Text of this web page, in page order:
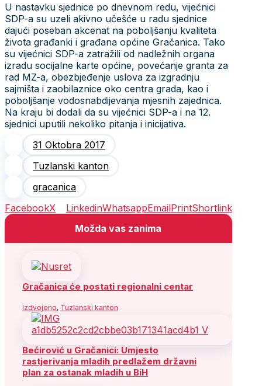
U nastavku sjednice po dnevnom redu, vijećnici
SDP-a su uzeli akivno učešće u radu sjednice
dajući poseban akcenat na poboljšanju kvaliteta
života građanki i građana općine Gračanica. Tako
su vijećnici SDP-a zatražili od nadležnih organa
izradu socijalne karte općine, povećanje granta za
rad MZ-a, obezbjeđenje uslova za izgradnju
sajmišta i zaobilaznice oko centra grada, kao i
poboljšanje vodosnabdijevanja mjesnih zajednica.
Na kraju bi dodali da su vijećnici SDP-a i na 12.
sjednici uputili nekoliko pitanja i inicijativa.
31 Oktobra 2017
Tuzlanski kanton
gracanica
FacebookX LinkedinWhatsappEmailPrintShortlink
Možda vas zanima
Gračanica će postati regionalni centar
Izdvojeno, Tuzlanski kanton
Bećirović u Gračanici: Umjesto
rastjerivanja mladih predlažem državni
plan za ostanak mladih u BiH